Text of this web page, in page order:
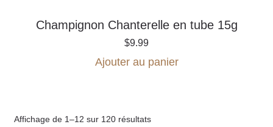
Champignon Chanterelle en tube 15g
$9.99
Ajouter au panier
Affichage de 1–12 sur 120 résultats